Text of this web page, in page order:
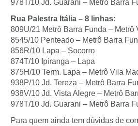
978T/10 Jd. Guarani – Metrô Barra
Rua Palestra Itália – 8 linhas:
809U/21 Metrô Barra Funda – Metrô
8545/10 Penteado – Metrô Barra
856R/10 Lapa – Socorro
874T/10 Ipiranga – Lapa
875H/10 Term. Lapa – Metrô Vila
938P/10 Jd. Tereza – Metrô Barra
938V/10 Jd. Vista Alegre – Metrô
978T/10 Jd. Guarani – Metrô Barra
Para quem ainda tem dúvidas de